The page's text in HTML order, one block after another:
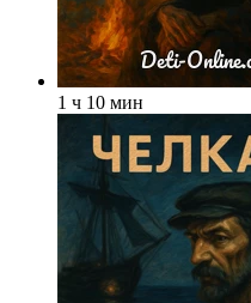
1 ч 10 мин